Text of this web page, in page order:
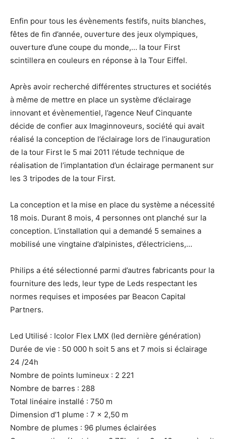
Enfin pour tous les évènements festifs, nuits blanches,
fêtes de fin d’année, ouverture des jeux olympiques,
ouverture d’une coupe du monde,… la tour First
scintillera en couleurs en réponse à la Tour Eiffel.
Après avoir recherché différentes structures et sociétés
à même de mettre en place un système d’éclairage
innovant et évènementiel, l’agence Neuf Cinquante
décide de confier aux Imaginnoveurs, société qui avait
réalisé la conception de l’éclairage lors de l’inauguration
de la tour First le 5 mai 2011 l’étude technique de
réalisation de l’implantation d’un éclairage permanent sur
les 3 tripodes de la tour First.
La conception et la mise en place du système a nécessité
18 mois. Durant 8 mois, 4 personnes ont planché sur la
conception. L’installation qui a demandé 5 semaines a
mobilisé une vingtaine d’alpinistes, d’électriciens,…
Philips a été sélectionné parmi d’autres fabricants pour la
fourniture des leds, leur type de Leds respectant les
normes requises et imposées par Beacon Capital
Partners.
Led Utilisé : Icolor Flex LMX (led dernière génération)
Durée de vie : 50 000 h soit 5 ans et 7 mois si éclairage
24 /24h
Nombre de points lumineux : 2 221
Nombre de barres : 288
Total linéaire installé : 750 m
Dimension d’1 plume : 7 x 2,50 m
Nombre de plumes : 96 plumes éclairées